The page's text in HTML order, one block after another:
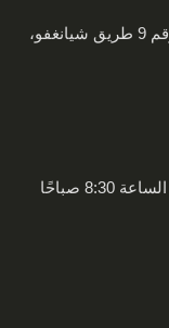
منطقة هونان الصناعية للصلب، رقم 9 طريق شيانغفو،
أوقات العمل: من الاثنين إلى الجمعة: من الساعة 8:30 صباحًا